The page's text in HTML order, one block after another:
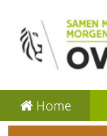
Home